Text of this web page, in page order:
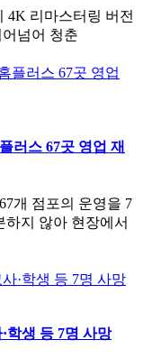
4K 리마스터링 버전
넘어 청춘
러스 67곳 영업 재
개 점포의 운영을 7
하지 않아 현장에서
학생 등 7명 사망